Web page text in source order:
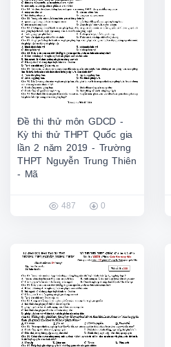
Đề thi thử môn GDCD -
Kỳ thi thử THPT Quốc gia
lần 2 năm 2019 - Trường
THPT Nguyễn Trung Thiên
- Mã
487 0